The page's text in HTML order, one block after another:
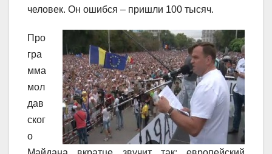
человек. Он ошибся – пришли 100 тысяч.
Про
гра
мма
мол
дав
ског
о